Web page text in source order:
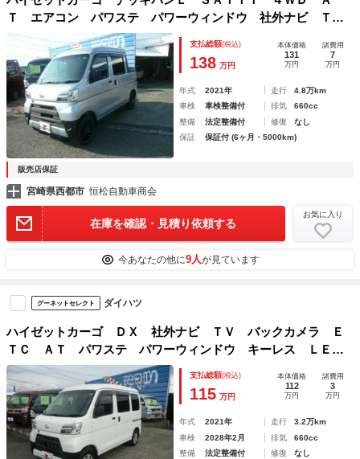
Ｔ エアコン パワステ パワーウィンドウ 社外ナビ Ｔ
Ｖ ＥＴＣ ドライブレコーダー リフトアップ ＬＥＤライ
支払総額(税込)
138 万円
本体価格
131
万円
諸費用
7
万円
年式 2021年 走行
4.8万km
車検
車検整備付 排気
660cc
整備
法定整備付 修復
なし
保証
保証付 (6ヶ月・5000km)
販売店保証
宮崎県西都市 恒松自動車商会
在庫を確認・見積り依頼する
お気に入り
今あなたの他に9人が見ています
グーネットセレクト ダイハツ
ハイゼットカーゴ ＤＸ 社外ナビ ＴＶ バックカメラ Ｅ
ＴＣ ＡＴ パワステ パワーウィンドウ キーレス ＬＥＤ
ライト
支払総額(税込)
115 万円
本体価格
112
万円
諸費用
3
万円
年式 2021年 走行
3.2万km
車検
2028年2月 排気
660cc
整備
法定整備付 修復
なし